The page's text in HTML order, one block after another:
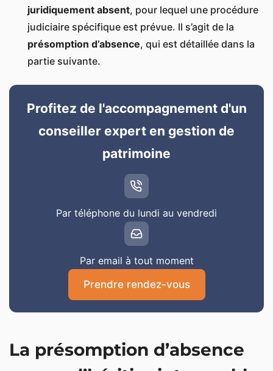
juridiquement absent, pour lequel une procédure
judiciaire spécifique est prévue. Il s’agit de la
présomption d’absence, qui est détaillée dans la
partie suivante.
Profitez de l'accompagnement d'un
conseiller expert en gestion de
patrimoine
Par téléphone du lundi au vendredi
Par email à tout moment
Prendre rendez-vous
La présomption d’absence